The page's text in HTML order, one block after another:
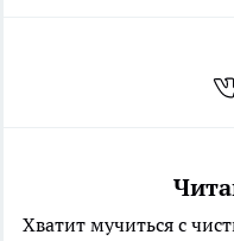
Хватит мучиться с